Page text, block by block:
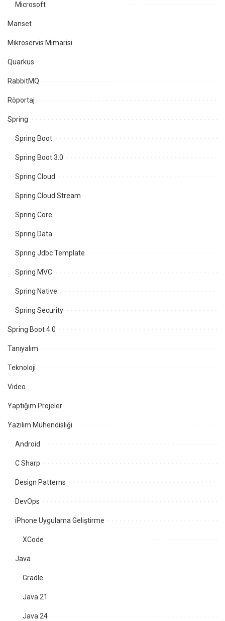
Microsoft
Manset
Mikroservis Mimarisi
Quarkus
RabbitMQ
Röportaj
Spring
Spring Boot
Spring Boot 3.0
Spring Cloud
Spring Cloud Stream
Spring Core
Spring Data
Spring Jdbc Template
Spring MVC
Spring Native
Spring Security
Spring Boot 4.0
Tanıyalım
Teknoloji
Video
Yaptığım Projeler
Yazılım Mühendisliği
Android
C Sharp
Design Patterns
DevOps
iPhone Uygulama Geliştirme
XCode
Java
Gradle
Java 21
Java 24